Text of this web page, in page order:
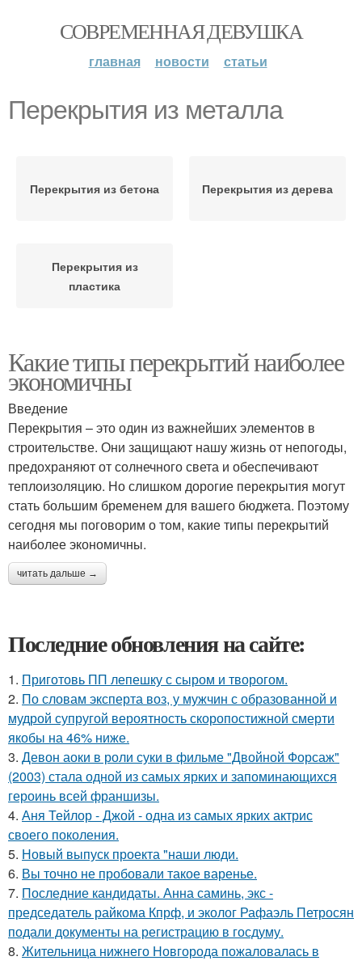
СОВРЕМЕННАЯ ДЕВУШКА
главная новости статьи
Перекрытия из металла
Перекрытия из бетона Перекрытия из дерева
Перекрытия из
пластика
Какие типы перекрытий наиболее
экономичны
Введение
Перекрытия – это один из важнейших элементов в
строительстве. Они защищают нашу жизнь от непогоды,
предохраняют от солнечного света и обеспечивают
теплоизоляцию. Но слишком дорогие перекрытия могут
стать большим бременем для вашего бюджета. Поэтому
сегодня мы поговорим о том, какие типы перекрытий
наиболее экономичны.
читать дальше →
Последние обновления на сайте:
1. Приготовь ПП лепешку с сыром и творогом.
2. По словам эксперта воз, у мужчин с образованной и
мудрой супругой вероятность скоропостижной смерти
якобы на 46% ниже.
3. Девон аоки в роли суки в фильме "Двойной Форсаж"
(2003) стала одной из самых ярких и запоминающихся
героинь всей франшизы.
4. Аня Тейлор - Джой - одна из самых ярких актрис
своего поколения.
5. Новый выпуск проекта "наши люди.
6. Вы точно не пробовали такое варенье.
7. Последние кандидаты. Анна саминь, экс -
председатель райкома Кпрф, и эколог Рафаэль Петросян
подали документы на регистрацию в госдуму.
8. Жительница нижнего Новгорода пожаловалась в